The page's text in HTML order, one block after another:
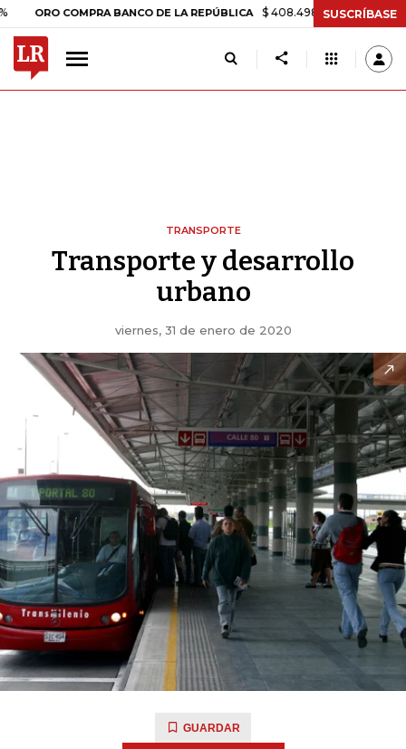
COMPRA BANCO DE LA REPÚBLICA $ 408.498,97 +$ 8.753,81
SUSCRÍBASE
TRANSPORTE
Transporte y desarrollo
urbano
viernes, 31 de enero de 2020
GUARDAR